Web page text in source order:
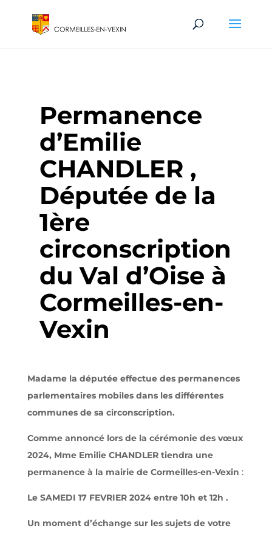
Permanence
d’Emilie
CHANDLER ,
Députée de la
1ère
circonscription
du Val d’Oise à
Cormeilles-en-
Vexin
Madame la députée effectue des permanences
parlementaires mobiles dans les différentes
communes de sa circonscription.
Comme annoncé lors de la cérémonie des vœux
2024, Mme Emilie CHANDLER tiendra une
permanence à la mairie de Cormeilles-en-Vexin :
Le SAMEDI 17 FEVRIER 2024 entre 10h et 12h .
Un moment d’échange sur les sujets de votre